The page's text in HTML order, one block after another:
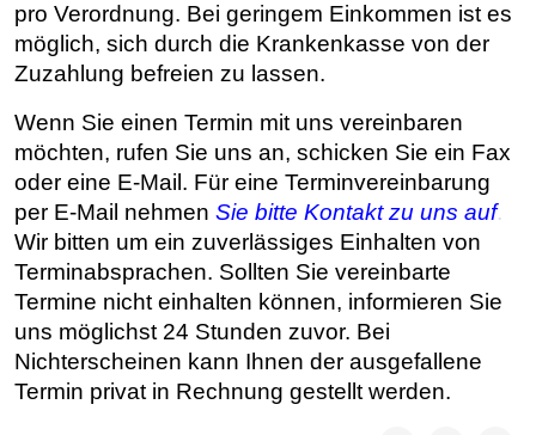
pro Verordnung. Bei geringem Einkommen ist es
möglich, sich durch die Krankenkasse von der
Zuzahlung befreien zu lassen.
Wenn Sie einen Termin mit uns vereinbaren
möchten, rufen Sie uns an, schicken Sie ein Fax
oder eine E-Mail. Für eine Terminvereinbarung
per E-Mail nehmen Sie bitte Kontakt zu uns auf.
Wir bitten um ein zuverlässiges Einhalten von
Terminabsprachen. Sollten Sie vereinbarte
Termine nicht einhalten können, informieren Sie
uns möglichst 24 Stunden zuvor. Bei
Nichterscheinen kann Ihnen der ausgefallene
Termin privat in Rechnung gestellt werden.